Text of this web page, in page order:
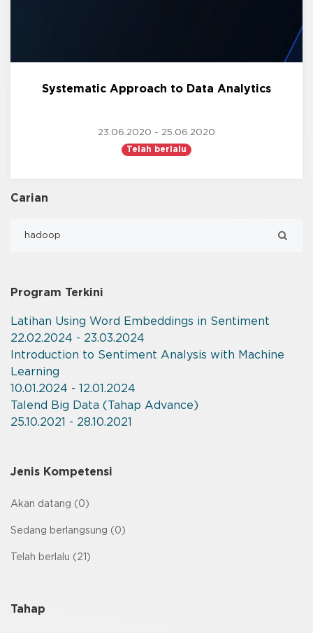
Systematic Approach to Data Analytics
23.06.2020 - 25.06.2020
Telah berlalu
Carian
Program Terkini
Latihan Using Word Embeddings in Sentiment
22.02.2024 - 23.03.2024
Introduction to Sentiment Analysis with Machine
Learning
10.01.2024 - 12.01.2024
Talend Big Data (Tahap Advance)
25.10.2021 - 28.10.2021
Jenis Kompetensi
Akan datang (0)
Sedang berlangsung (0)
Telah berlalu (21)
Tahap